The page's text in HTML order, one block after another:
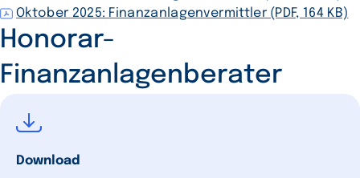
Oktober 2025: Finanzanlagenvermittler (PDF, 164 KB)
Honorar-
Finanzanlagenberater
Download